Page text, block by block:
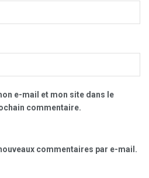
e-mail et mon site dans le
commentaire.
commentaires par e-mail.